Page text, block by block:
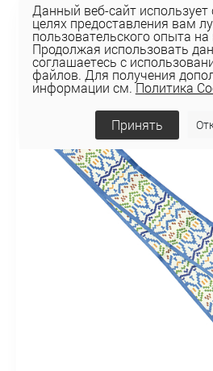
Данный веб-сайт
целях предоставления вам
пользовательского опыта
Продолжая использовать
соглашаетесь с
файлов. Для получения
информации см.Политика
Принять